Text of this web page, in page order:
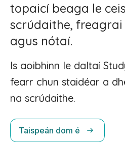
topaicí beaga le
scrúdaithe,
agus nótaí.
Is aoibhinn le daltaí
fearr chun staidéar a
na scrúdaithe.
Taispeán dom é